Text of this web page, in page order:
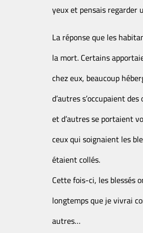
yeux et pensais regarder
La réponse que les
la mort. Certains
chez eux, beaucoup
d’autres s’occupaient
et d’autres se portaient
ceux qui soignaient les
étaient collés.
Cette fois-ci, les blessés
longtemps que je vivrai
autres…